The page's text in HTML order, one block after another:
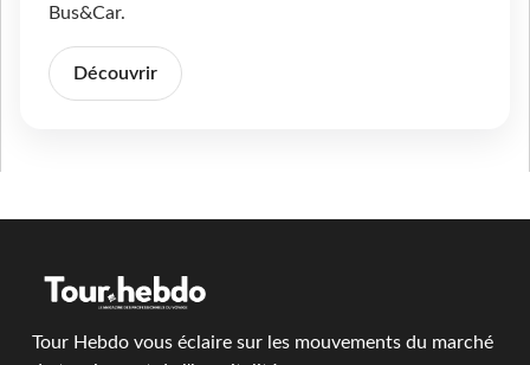
Bus&Car.
Découvrir
Tour Hebdo vous éclaire sur les mouvements du marché